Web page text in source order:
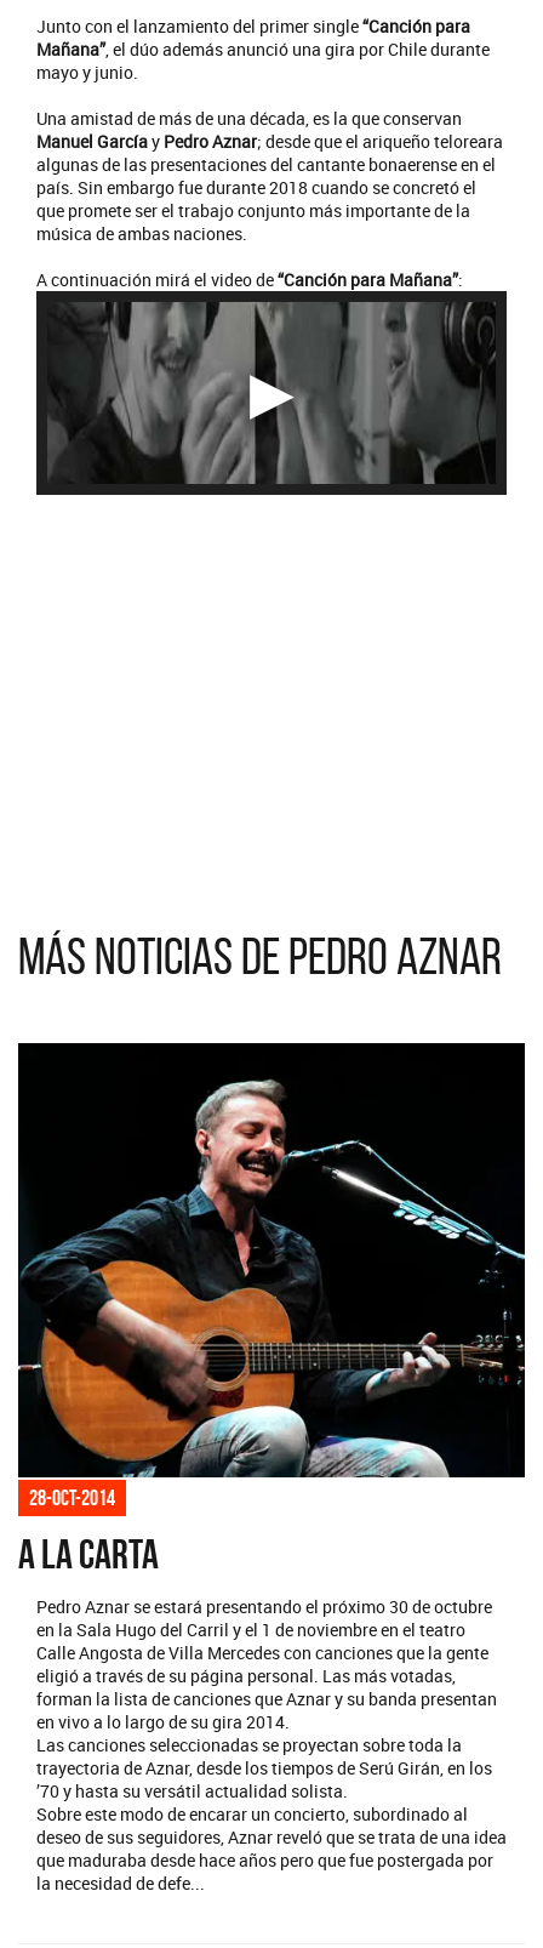
Junto con el lanzamiento del primer single“Canción para
Mañana”, el dúo además anunció una gira por Chile durante
mayo y junio.
Una amistad de más de una década, es la que conservan
Manuel Garcíay Pedro Aznar; desde que el ariqueño teloreara
algunas de las presentaciones del cantante bonaerense en el
país. Sin embargo fue durante 2018 cuando se concretó el
que promete ser el trabajo conjunto más importante de la
música de ambas naciones.
A continuación mirá el video de“Canción para Mañana”:
Más noticias de Pedro Aznar
28-oct-2014
A la carta
Pedro Aznar se estará presentando el próximo 30 de octubre
en la Sala Hugo del Carril y el 1 de noviembre en el teatro
Calle Angosta de Villa Mercedes con canciones que la gente
eligió a través de su página personal. Las más votadas,
forman la lista de canciones que Aznar y su banda presentan
en vivo a lo largo de su gira 2014.
Las canciones seleccionadas se proyectan sobre toda la
trayectoria de Aznar, desde los tiempos de Serú Girán, en los
’70 y hasta su versátil actualidad solista.
Sobre este modo de encarar un concierto, subordinado al
deseo de sus seguidores, Aznar reveló que se trata de una idea
que maduraba desde hace años pero que fue postergada por
la necesidad de defe...